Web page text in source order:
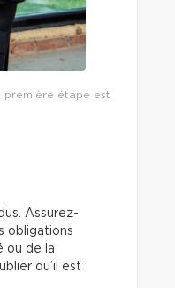
première étape est
Assurez-
obligations
ou de la
qu’il est